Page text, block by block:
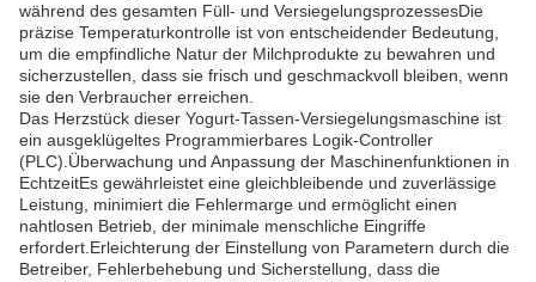
während des gesamten Füll- und VersiegelungsprozessesDie
präzise Temperaturkontrolle ist von entscheidender Bedeutung,
um die empfindliche Natur der Milchprodukte zu bewahren und
sicherzustellen, dass sie frisch und geschmackvoll bleiben, wenn
sie den Verbraucher erreichen.
Das Herzstück dieser Yogurt-Tassen-Versiegelungsmaschine ist
ein ausgeklügeltes Programmierbares Logik-Controller
(PLC).Überwachung und Anpassung der Maschinenfunktionen in
EchtzeitEs gewährleistet eine gleichbleibende und zuverlässige
Leistung, minimiert die Fehlermarge und ermöglicht einen
nahtlosen Betrieb, der minimale menschliche Eingriffe
erfordert.Erleichterung der Einstellung von Parametern durch die
Betreiber, Fehlerbehebung und Sicherstellung, dass die